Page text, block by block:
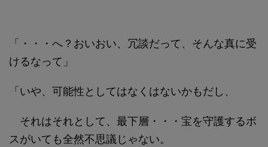
「・・・へ？おいおい、冗談だって、そんな真に受
けるなって」
「いや、可能性としてはなくはないかもだし、
それはそれとして、最下層・・・宝を守護するボ
スがいても全然不思議じゃない。